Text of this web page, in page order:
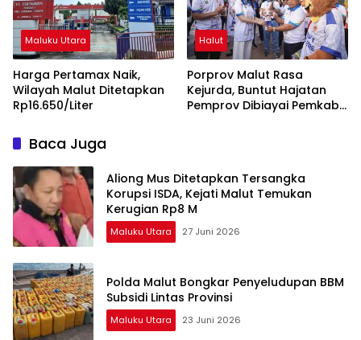
Maluku Utara
Harga Pertamax Naik,
Wilayah Malut Ditetapkan
Rp16.650/Liter
Halut
Porprov Malut Rasa
Kejurda, Buntut Hajatan
Pemprov Dibiayai Pemkab
Baca Juga
Aliong Mus Ditetapkan Tersangka
Korupsi ISDA, Kejati Malut Temukan
Kerugian Rp8 M
Maluku Utara 27 Juni 2026
Polda Malut Bongkar Penyeludupan BBM
Subsidi Lintas Provinsi
Maluku Utara 23 Juni 2026